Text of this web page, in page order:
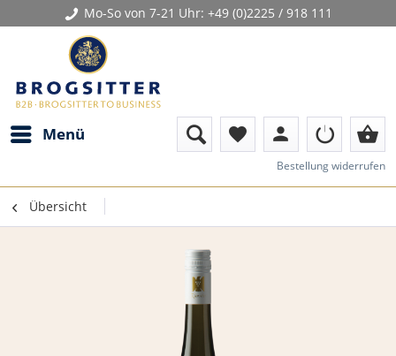
Mo-So von 7-21 Uhr: +49 (0)2225 / 918 111
Menü favorite person shopping_basket
Bestellung widerrufen
Übersicht